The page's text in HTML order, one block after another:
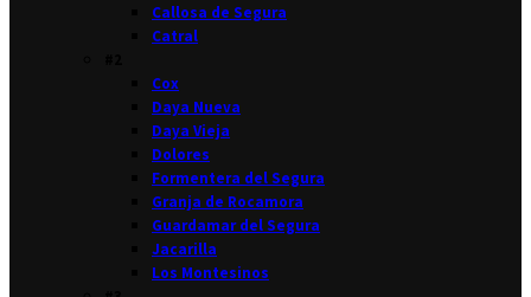
Callosa de Segura
Catral
Cox
Daya Nueva
Daya Vieja
Dolores
Formentera del Segura
Granja de Rocamora
Guardamar del Segura
Jacarilla
Los Montesinos